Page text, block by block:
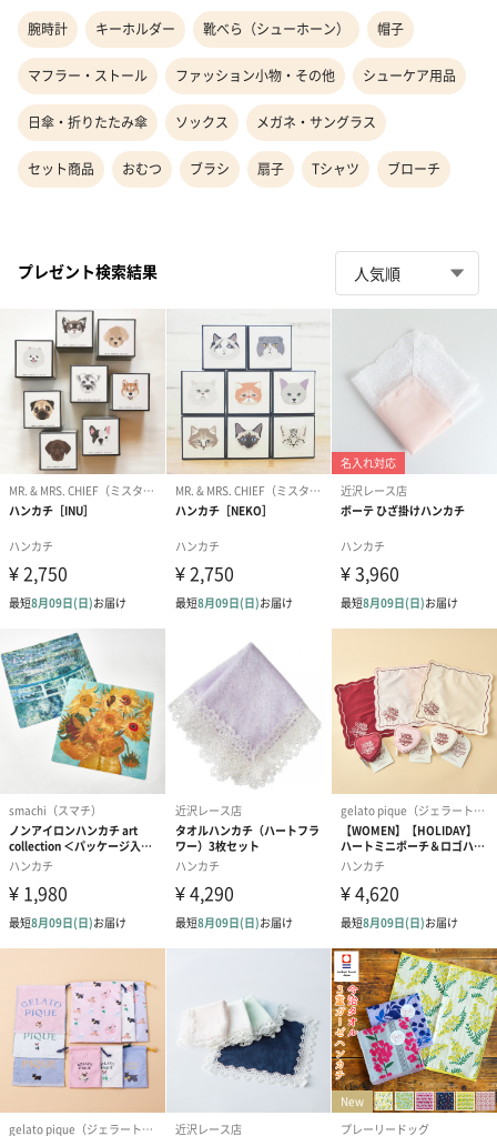
腕時計 キーホルダー 靴べら（シューホーン） 帽子
マフラー・ストール ファッション小物・その他 シューケア用品
日傘・折りたたみ傘 ソックス メガネ・サングラス
セット商品 おむつ ブラシ 扇子 Tシャツ ブローチ
プレゼント検索結果